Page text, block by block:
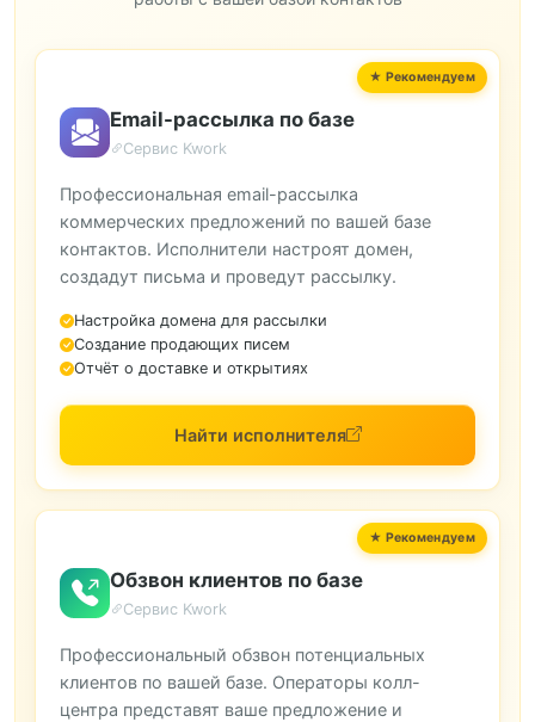
Email-рассылка по базе
Сервис Kwork
Профессиональная email-рассылка
коммерческих предложений по вашей базе
контактов. Исполнители настроят домен,
создадут письма и проведут рассылку.
Настройка домена для рассылки
Создание продающих писем
Отчёт о доставке и открытиях
Найти исполнителя
Обзвон клиентов по базе
Сервис Kwork
Профессиональный обзвон потенциальных
клиентов по вашей базе. Операторы колл-
центра представят ваше предложение и